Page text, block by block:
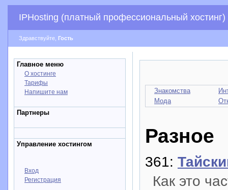
IPHosting (платный профессиональный хостинг)
Здравствуйте, Гость
Главное меню
О хостинге
Тарифы
Напишите нам
Партнеры
Управление хостингом
Вход
Регистрация
Знакомства
Мода
Разное
361:
Как это